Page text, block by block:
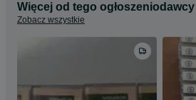
Więcej od tego ogłoszeniodawcy
Zobacz wszystkie